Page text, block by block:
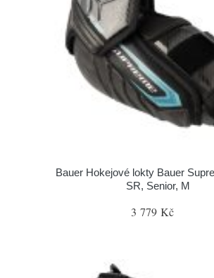
Bauer Hokejové lokty Bauer
SR, Senior, M
3 779 Kč